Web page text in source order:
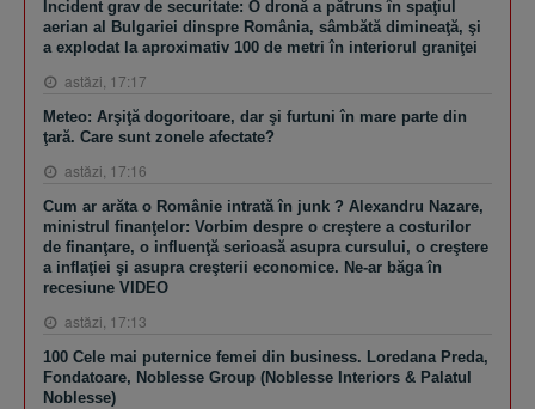
Incident grav de securitate: O dronă a pătruns în spaţiul
aerian al Bulgariei dinspre România, sâmbătă dimineaţă, şi
a explodat la aproximativ 100 de metri în interiorul graniţei
astăzi, 17:17
Meteo: Arşiţă dogoritoare, dar şi furtuni în mare parte din
ţară. Care sunt zonele afectate?
astăzi, 17:16
Cum ar arăta o Românie intrată în junk ? Alexandru Nazare,
ministrul finanţelor: Vorbim despre o creştere a costurilor
de finanţare, o influenţă serioasă asupra cursului, o creştere
a inflaţiei şi asupra creşterii economice. Ne-ar băga în
recesiune VIDEO
astăzi, 17:13
100 Cele mai puternice femei din business. Loredana Preda,
Fondatoare, Noblesse Group (Noblesse Interiors & Palatul
Noblesse)